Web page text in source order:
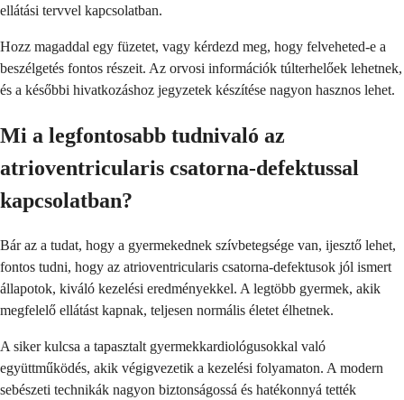
ellátási tervvel kapcsolatban.
Hozz magaddal egy füzetet, vagy kérdezd meg, hogy felveheted-e a
beszélgetés fontos részeit. Az orvosi információk túlterhelőek lehetnek,
és a későbbi hivatkozáshoz jegyzetek készítése nagyon hasznos lehet.
Mi a legfontosabb tudnivaló az
atrioventricularis csatorna-defektussal
kapcsolatban?
Bár az a tudat, hogy a gyermekednek szívbetegsége van, ijesztő lehet,
fontos tudni, hogy az atrioventricularis csatorna-defektusok jól ismert
állapotok, kiváló kezelési eredményekkel. A legtöbb gyermek, akik
megfelelő ellátást kapnak, teljesen normális életet élhetnek.
A siker kulcsa a tapasztalt gyermekkardiológusokkal való
együttműködés, akik végigvezetik a kezelési folyamaton. A modern
sebészeti technikák nagyon biztonságossá és hatékonnyá tették